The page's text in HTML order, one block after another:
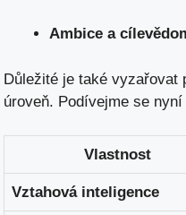
Ambice‍ a
Důležité je také vyzařovat
úroveň. ‍Podívejme​ se‌
Vlastnost
Vztahová inteligence